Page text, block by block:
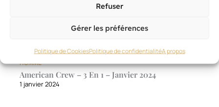
Refuser
Gérer les préférences
Politique de CookiesPolitique de confidentialitéA propos
HOMME
American Crew – 3 En 1 – Janvier 2024
1 janvier 2024